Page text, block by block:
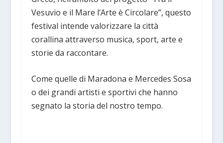
Vesuvio e il Mare l’Arte è Circolare”, questo
festival intende valorizzare la città
corallina attraverso musica, sport, arte e
storie da raccontare.
Come quelle di Maradona e Mercedes Sosa
o dei grandi artisti e sportivi che hanno
segnato la storia del nostro tempo.